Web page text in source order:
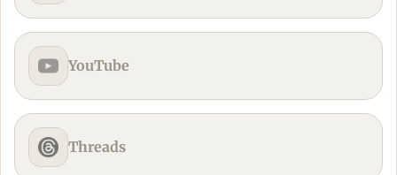
YouTube
Threads